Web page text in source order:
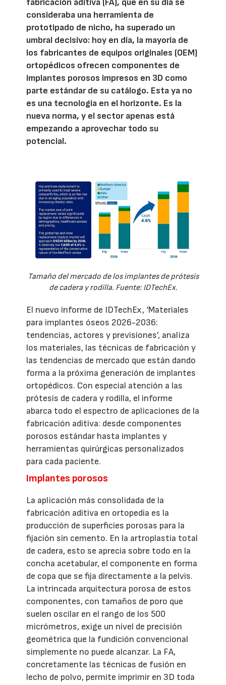
fabricación aditiva (FA), que en su día se
consideraba una herramienta de
prototipado de nicho, ha superado un
umbral decisivo: hoy en día, la mayoría de
los fabricantes de equipos originales (OEM)
ortopédicos ofrecen componentes de
implantes porosos impresos en 3D como
parte estándar de su catálogo. Esta ya no
es una tecnología en el horizonte. Es la
nueva norma, y el sector apenas está
empezando a aprovechar todo su
potencial.
Tamaño del mercado de los implantes de prótesis
de cadera y rodilla. Fuente: IDTechEx.
El nuevo informe de IDTechEx, ‘Materiales
para implantes óseos 2026-2036:
tendencias, actores y previsiones’, analiza
los materiales, las técnicas de fabricación y
las tendencias de mercado que están dando
forma a la próxima generación de implantes
ortopédicos. Con especial atención a las
prótesis de cadera y rodilla, el informe
abarca todo el espectro de aplicaciones de la
fabricación aditiva: desde componentes
porosos estándar hasta implantes y
herramientas quirúrgicas personalizados
para cada paciente.
Implantes porosos
La aplicación más consolidada de la
fabricación aditiva en ortopedia es la
producción de superficies porosas para la
fijación sin cemento. En la artroplastia total
de cadera, esto se aprecia sobre todo en la
concha acetabular, el componente en forma
de copa que se fija directamente a la pelvis.
La intrincada arquitectura porosa de estos
componentes, con tamaños de poro que
suelen oscilar en el rango de los 500
micrómetros, exige un nivel de precisión
geométrica que la fundición convencional
simplemente no puede alcanzar. La FA,
concretamente las técnicas de fusión en
lecho de polvo, permite imprimir en 3D toda